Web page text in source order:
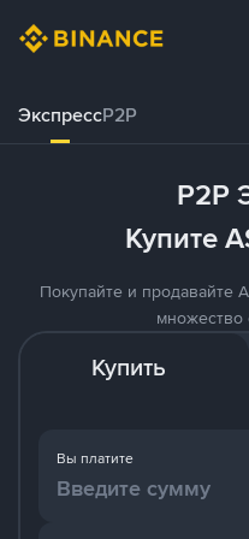
ЭкспрессP2P
P2P
Купите
Покупайте и продавайте
множество
Купить
Вы платите